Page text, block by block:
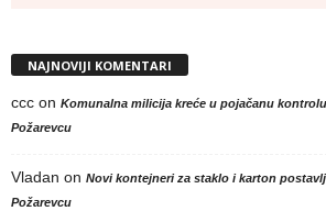
NAJNOVIJI KOMENTARI
ccc on Komunalna milicija kreće u pojačanu
Požarevcu
Vladan on Novi kontejneri za staklo i karton
Požarevcu